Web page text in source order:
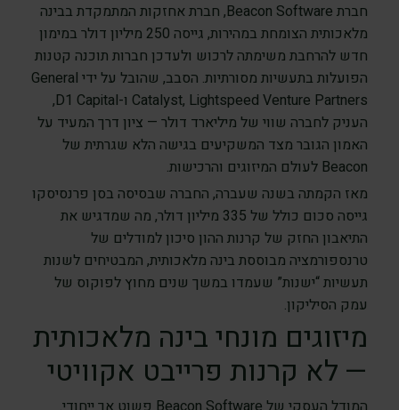
חברת Beacon Software, חברת אחזקות המתמקדת בבינה
מלאכותית הצומחת במהירות, גייסה 250 מיליון דולר במימון
חדש להרחבת משימתה לרכוש ולעדכן חברות תוכנה קטנות
הפועלות בתעשיות מסורתיות. הסבב, שהובל על ידי General
Catalyst, Lightspeed Venture Partners ו-D1 Capital,
העניק לחברה שווי של מיליארד דולר — ציון דרך המעיד על
האמון הגובר מצד המשקיעים בגישה הלא שגרתית של
Beacon לעולם המיזוגים והרכישות.
מאז הקמתה בשנה שעברה, החברה שבסיסה בסן פרנסיסקו
גייסה סכום כולל של 335 מיליון דולר, מה שמדגיש את
התיאבון החזק של קרנות ההון סיכון למודלים של
טרנספורמציה מבוססת בינה מלאכותית, המבטיחים לשנות
תעשיות “ישנות” שעמדו במשך שנים מחוץ לפוקוס של
עמק הסיליקון.
מיזוגים מונחי בינה מלאכותית
— לא קרנות פרייבט אקוויטי